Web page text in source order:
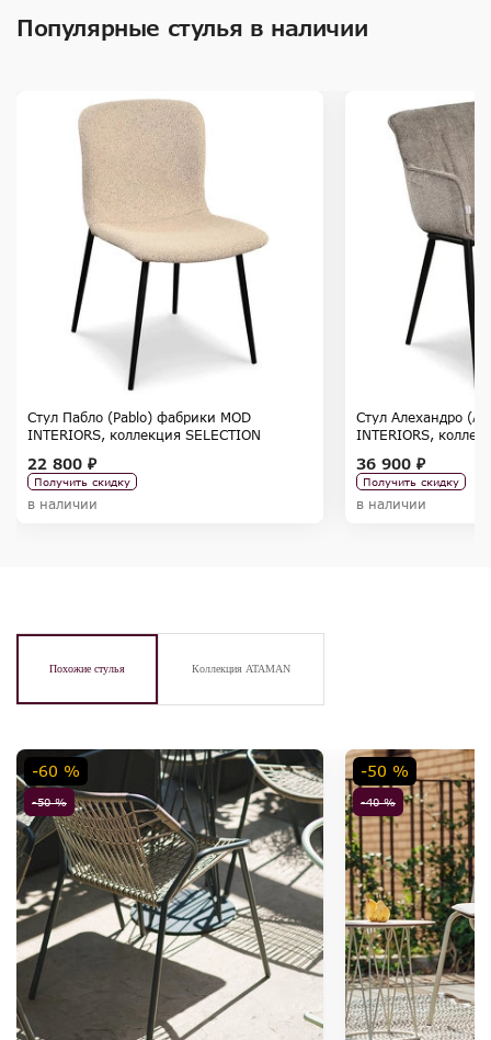
Популярные стулья в наличии
Стул Пабло (Pablo) фабрики MOD
INTERIORS, коллекция SELECTION
22 800 ₽
Получить скидку
в наличии
Стул Алехандро
INTERIORS,
36 900 ₽
Получить скидку
в наличии
Похожие стулья Коллекция ATAMAN
-50 %
-60 %
-40 %
-50 %